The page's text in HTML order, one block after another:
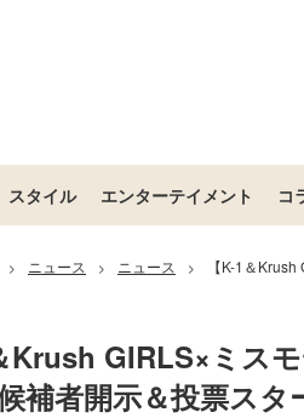
スタイル エンターテイメント コ
> ニュース > ニュース >
【K-1＆
Krush GIRLS×ミス
補者開示＆投票スタ